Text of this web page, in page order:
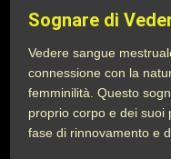
Sognare di
Vedere sangue
connessione con la
femminilità. Questo
proprio corpo e dei suoi
fase di rinnovamento e